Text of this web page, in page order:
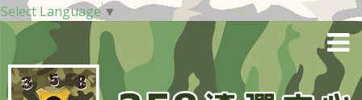
Select Language ▼